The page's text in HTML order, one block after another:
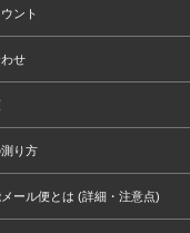
ント
せ
り方
ール便とは (詳細・注意点)